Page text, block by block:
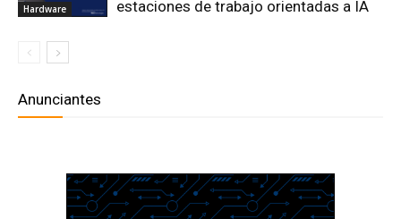
Hardware
estaciones de trabajo orientadas a IA
Anunciantes